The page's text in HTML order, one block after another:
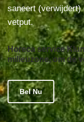
saneert (verwijdert)
vetput.
Horeca service
milieuzone, om de
Bel Nu